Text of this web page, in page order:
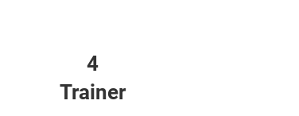
4
Trainer